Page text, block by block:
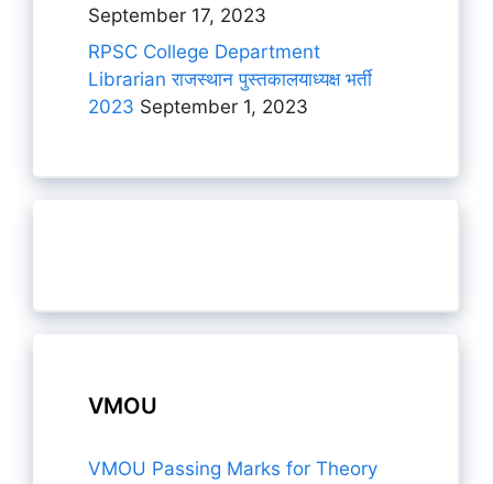
September 17, 2023
RPSC College Department
Librarian राजस्थान पुस्तकालयाध्यक्ष भर्ती
2023 September 1, 2023
VMOU
VMOU Passing Marks for Theory